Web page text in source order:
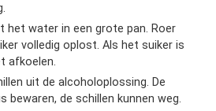
volledig oplost. Als het suiker is
afkoelen.
bewaren, de schillen kunnen weg.